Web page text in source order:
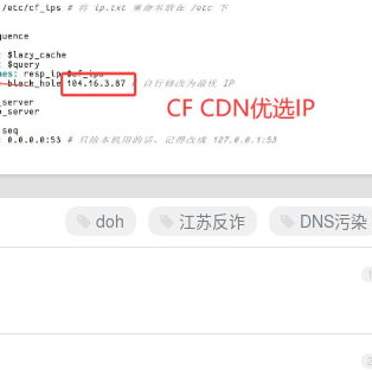
doh 江苏反诈 DNS污染
1
2